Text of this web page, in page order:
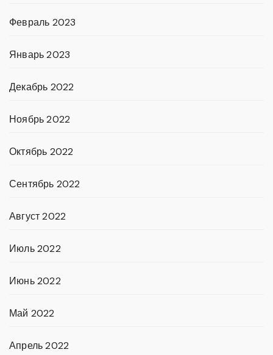
Февраль 2023
Январь 2023
Декабрь 2022
Ноябрь 2022
Октябрь 2022
Сентябрь 2022
Август 2022
Июль 2022
Июнь 2022
Май 2022
Апрель 2022